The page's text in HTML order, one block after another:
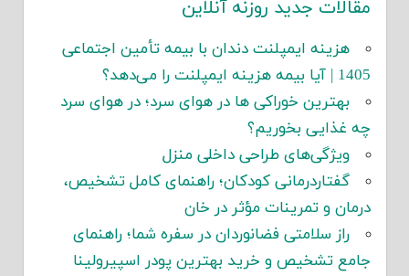
مقالات جدید روزنه آنلاین
هزینه ایمپلنت دندان با بیمه تأمین اجتماعی
1405 | آیا بیمه هزینه ایمپلنت را می‌دهد؟
بهترین خوراکی ها در هوای سرد؛ در هوای سرد
چه غذایی بخوریم؟
ویژگی‌های طراحی داخلی منزل
گفتاردرمانی کودکان؛ راهنمای کامل تشخیص،
درمان و تمرینات مؤثر در خان
راز سلامتی فضانوردان در سفره شما؛ راهنمای
جامع تشخیص و خرید بهترین پودر اسپیرولینا